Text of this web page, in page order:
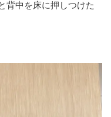
背中を床に押しつけた